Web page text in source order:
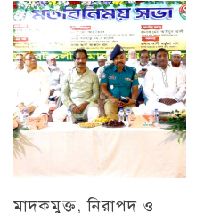
মাদকমুক্ত, নিরাপদ ও